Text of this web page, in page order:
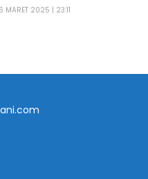
6 MARET 2025 | 23:11